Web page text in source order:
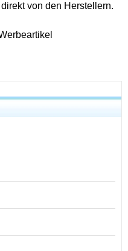
von den Herstellern.